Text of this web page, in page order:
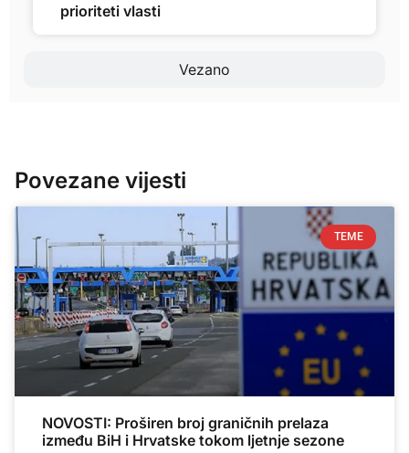
Vezano
prioriteti vlasti
Povezane vijesti
TEME
NOVOSTI: Proširen broj graničnih prelaza
između BiH i Hrvatske tokom ljetnje sezone